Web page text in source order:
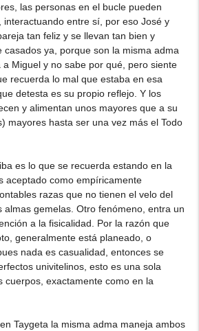
las personas en el bucle pueden
interactuando entre sí, por eso José y
tan feliz y se llevan tan bien y
casados ya, porque son la misma adma
Miguel y no sabe por qué, pero siente
recuerda lo mal que estaba en esa
detesta es su propio reflejo. Y los
y alimentan unos mayores que a su
mayores hasta ser una vez más el Todo
es lo que se recuerda estando en la
aceptado como empíricamente
razas que no tienen el velo del
almas gemelas. Otro fenómeno, entra un
a la fisicalidad. Por la razón que
generalmente está planeado, o
nada es casualidad, entonces se
univitelinos, esto es una sola
cuerpos, exactamente como en la
Taygeta la misma adma maneja ambos